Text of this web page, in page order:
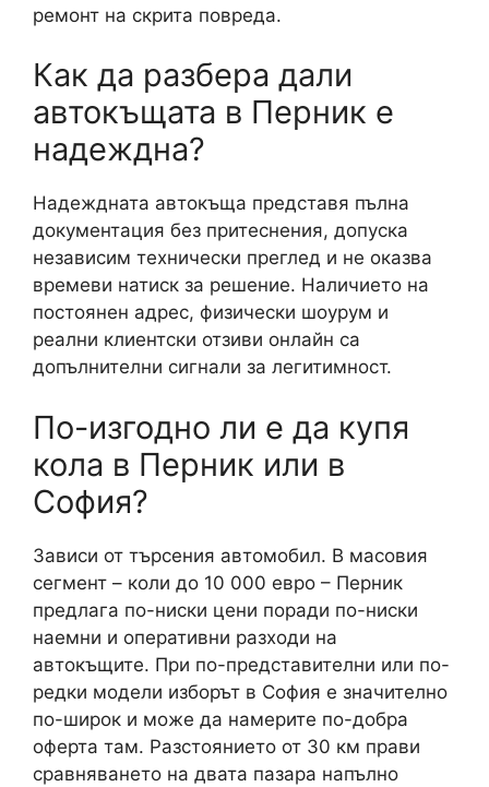
ремонт на скрита повреда.
Как да разбера дали
автокъщата в Перник е
надеждна?
Надеждната автокъща представя пълна
документация без притеснения, допуска
независим технически преглед и не оказва
времеви натиск за решение. Наличието на
постоянен адрес, физически шоурум и
реални клиентски отзиви онлайн са
допълнителни сигнали за легитимност.
По-изгодно ли е да купя
кола в Перник или в
София?
Зависи от търсения автомобил. В масовия
сегмент – коли до 10 000 евро – Перник
предлага по-ниски цени поради по-ниски
наемни и оперативни разходи на
автокъщите. При по-представителни или по-
редки модели изборът в София е значително
по-широк и може да намерите по-добра
оферта там. Разстоянието от 30 км прави
сравняването на двата пазара напълно